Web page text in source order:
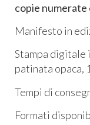
copie numerate
Manifesto in
Stampa digitale
patinata opaca,
​Tempi di
Formati